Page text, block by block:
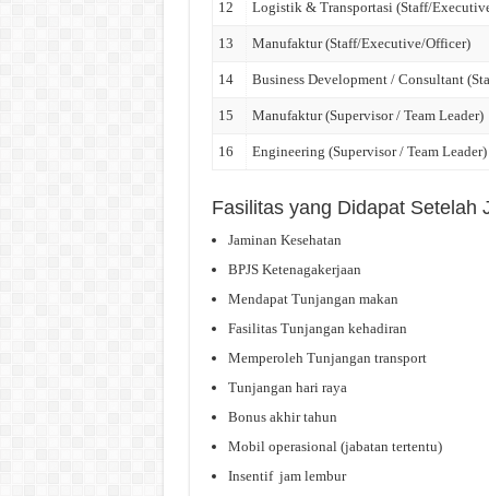
12 Logistik & Transportasi (Staff/
13 Manufaktur (Staff/Executive/Officer)
14 Business Development / Consultant
15 Manufaktur (Supervisor / Team Leader)
16 Engineering (Supervisor / Team Leader)
Fasilitas yang Didapat Setelah
Jaminan Kesehatan
BPJS Ketenagakerjaan
Mendapat Tunjangan makan
Fasilitas Tunjangan kehadiran
Memperoleh Tunjangan transport
Tunjangan hari raya
Bonus akhir tahun
Mobil operasional (jabatan tertentu)
Insentif jam lembur